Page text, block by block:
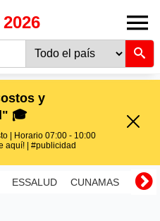
y
🎓
| Horario 07:00 - 10:00
aquí! | #publicidad
ESSALUD CUNAMAS